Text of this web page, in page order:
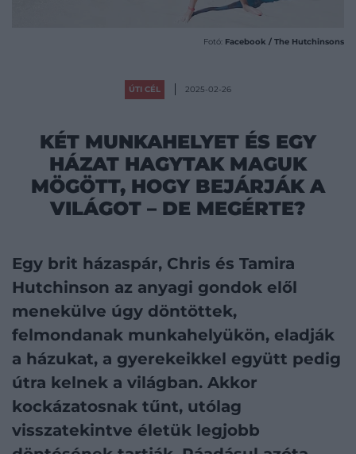
Fotó: Facebook / The Hutchinsons
ÚTI CÉL 2025-02-26
KÉT MUNKAHELYET ÉS EGY
HÁZAT HAGYTAK MAGUK
MÖGÖTT, HOGY BEJÁRJÁK A
VILÁGOT – DE MEGÉRTE?
Egy brit házaspár, Chris és Tamira
Hutchinson az anyagi gondok elől
menekülve úgy döntöttek,
felmondanak munkahelyükön, eladják
a házukat, a gyerekeikkel együtt pedig
útra kelnek a világban. Akkor
kockázatosnak tűnt, utólag
visszatekintve életük legjobb